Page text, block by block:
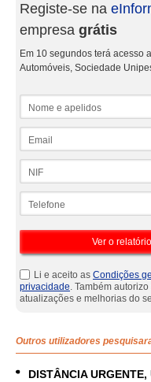
Registe-se na
empresa grátis
Em 10 segundos terá acesso
Automóveis, Sociedade
Li e aceito as Condições
privacidade. Também
atualizações e melhorias do
Outros utilizadores
DISTÂNCIA